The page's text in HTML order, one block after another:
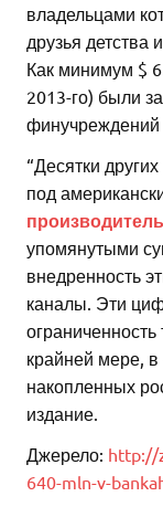
владельцами
друзья
Как минимум $
2013-го) были
“Десятки
под
упомянутыми
внедренность
каналы. Эти
крайней мере,
накопленных
издание.
Джерело: http://
640-mln-v-